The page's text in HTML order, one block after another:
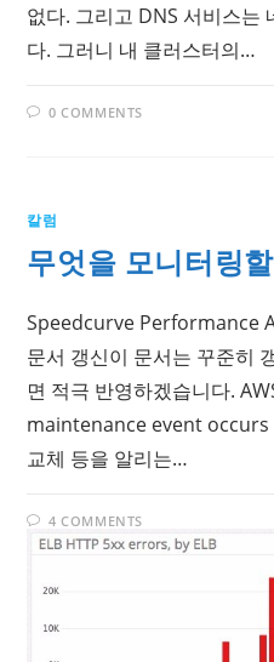
없다. 그리고 DNS 서비스는
다. 그러니 내 클러스터의…
0 COMMENTS
칼럼
무엇을 모니터링
Speedcurve Performance
문서 갱신이 문서는 꾸준히
면 적극 반영하겠습니다.
maintenance event occurs
교체 등을 알리는…
4 COMMENTS